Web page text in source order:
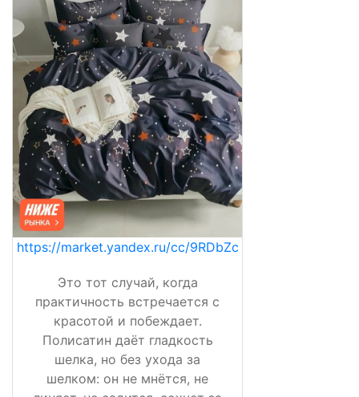
https://market.yandex.ru/cc/9RDbZc
Это тот случай, когда
практичность встречается с
красотой и побеждает.
Полисатин даёт гладкость
шелка, но без ухода за
шелком: он не мнётся, не